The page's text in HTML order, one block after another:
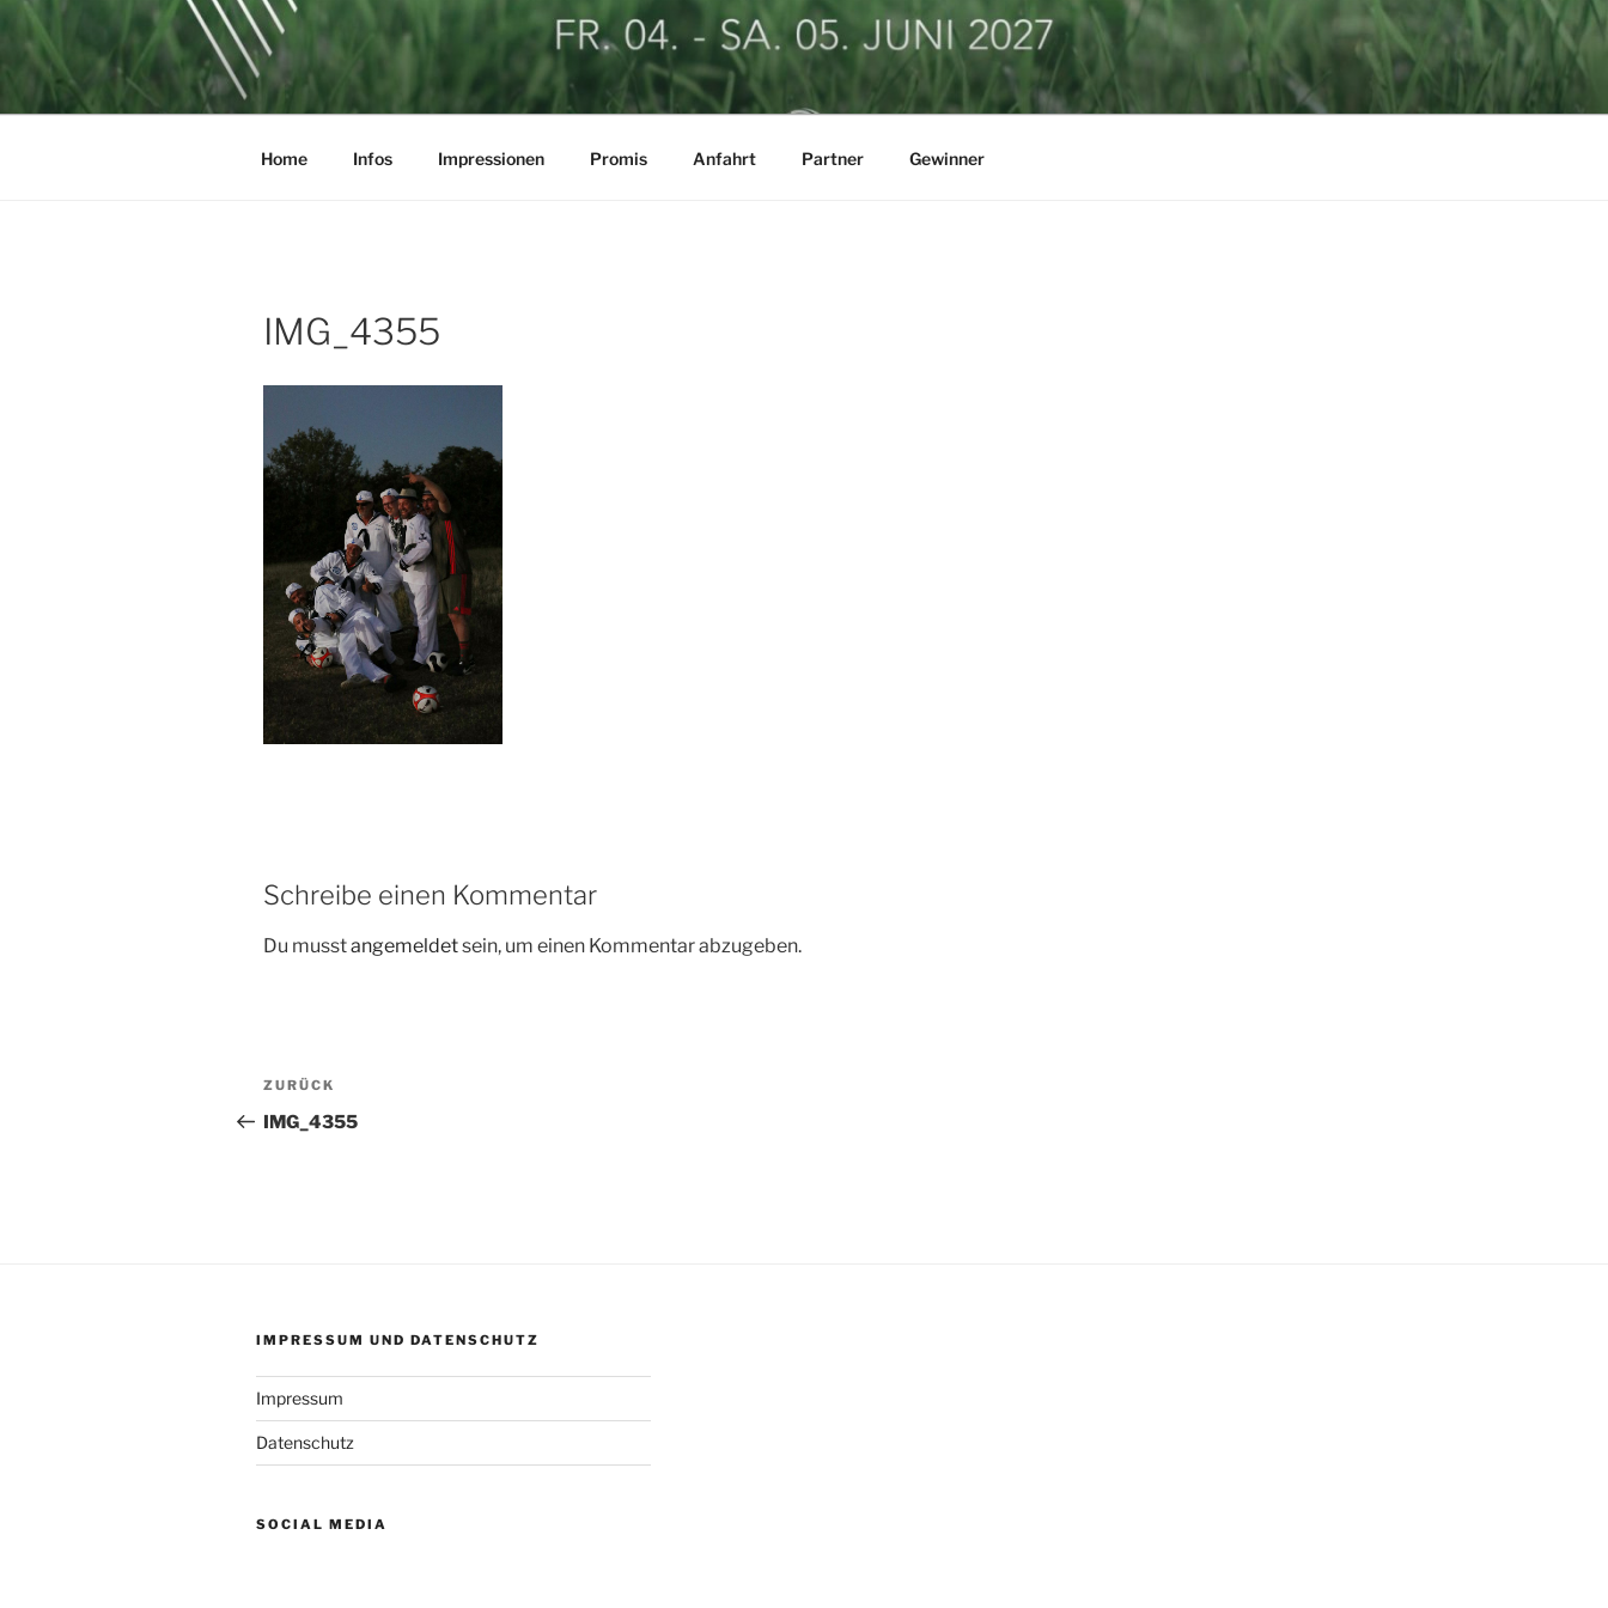
Zum
Inhalt
springen
SOCCERGOLF BUSINESSCUP
Home Infos Impressionen Promis Anfahrt Partner Gewinner
IMG_4355
Schreibe einen Kommentar
Du musstangemeldetsein, um einen Kommentar abzugeben.
Beitragsnavigation
Vorheriger
Beitrag
ZURÜCK
IMG_4355
IMPRESSUM UND DATENSCHUTZ
Impressum
Datenschutz
SOCIAL MEDIA